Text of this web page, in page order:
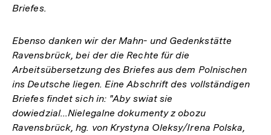
Briefes.
Ebenso danken wir der Mahn- und Gedenkstätte
Ravensbrück, bei der die Rechte für die
Arbeitsübersetzung des Briefes aus dem Polnischen
ins Deutsche liegen. Eine Abschrift des vollständigen
Briefes findet sich in: "Aby swiat sie
dowiedzial...Nielegalne dokumenty z obozu
Ravensbrück, hg. von Krystyna Oleksy/Irena Polska,